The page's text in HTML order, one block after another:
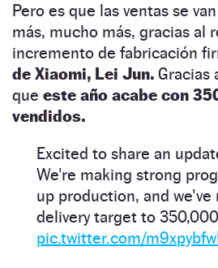
Pero es que las ventas se
más, mucho más, gracias al
incremento de fabricación
de Xiaomi, Lei Jun. Gracias
que este año acabe con
vendidos.
Excited to share an
We're making strong
up production, and
delivery target to
pic.twitter.com/